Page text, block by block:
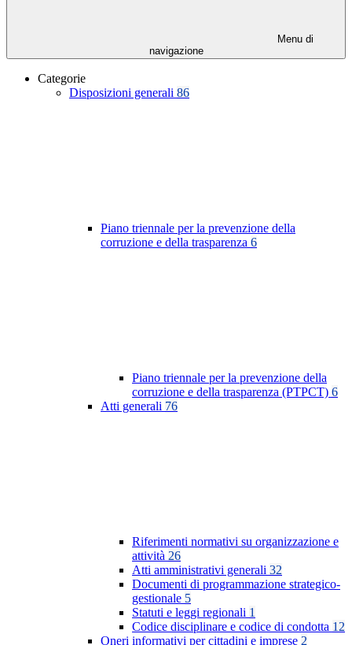
Menu di
navigazione
Categorie
Disposizioni generali 86
Piano triennale per la prevenzione della
corruzione e della trasparenza 6
Piano triennale per la prevenzione della
corruzione e della trasparenza (PTPCT) 6
Atti generali 76
Riferimenti normativi su organizzazione e
attività 26
Atti amministrativi generali 32
Documenti di programmazione strategico-
gestionale 5
Statuti e leggi regionali 1
Codice disciplinare e codice di condotta 12
Oneri informativi per cittadini e imprese 2